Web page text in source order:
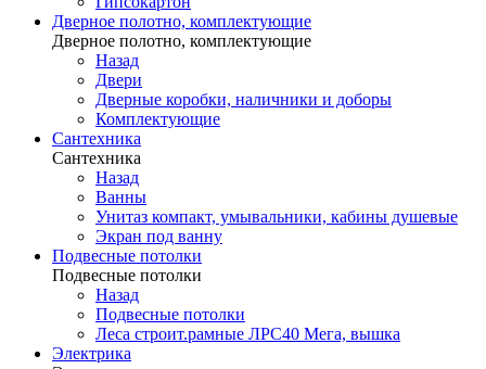
Дверное полотно, комплектующие
Дверное полотно, комплектующие
Назад
Двери
Дверные коробки, наличники и доборы
Комплектующие
Сантехника
Сантехника
Назад
Ванны
Унитаз компакт, умывальники, кабины душевые
Экран под ванну
Подвесные потолки
Подвесные потолки
Назад
Подвесные потолки
Леса строит.рамные ЛРС40 Мега, вышка
Электрика